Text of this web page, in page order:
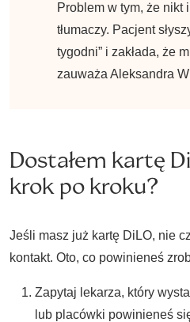
Problem w tym, że nikt
tłumaczy. Pacjent
tygodni” i zakłada, że
zauważa Aleksandra
Dostałem kartę
krok po kroku?
Jeśli masz już kartę DiLO, nie
kontakt. Oto, co powinieneś
Zapytaj lekarza, który
lub placówki powinieneś